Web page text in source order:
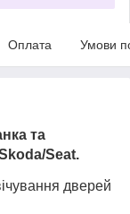
Оплата Умови
та
Seat.
дверей